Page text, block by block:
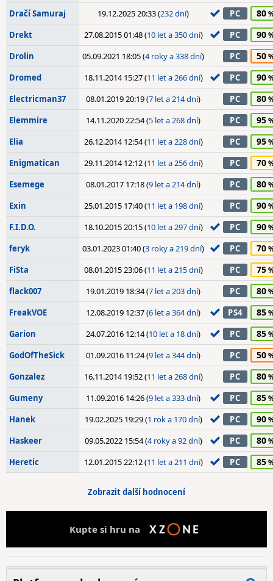
Dračí Samuraj 19.12.2025 20:33 (232 dní) PC 80
Drekt 27.08.2015 01:48 (10 let a 350 dní) PC 90
Drolin 05.09.2021 18:05 (4 roky a 338 dní) PC 50
Dromed 18.11.2014 15:27 (11 let a 266 dní) PC 90
Electricman37 08.01.2019 20:19 (7 let a 214 dní) PC 80
Elemmire 14.11.2020 22:54 (5 let a 268 dní) PC 95
Elia 26.12.2014 12:54 (11 let a 228 dní) PC 95
Enigmatican 29.11.2014 12:12 (11 let a 256 dní) PC 70
Esemege 08.01.2017 17:18 (9 let a 214 dní) PC 80
Exin 25.01.2015 17:40 (11 let a 198 dní) PC 90
F.I.D.O. 18.10.2015 20:15 (10 let a 297 dní) PC 90
feryk 03.01.2023 01:40 (3 roky a 219 dní) PC 70
FiSta 08.01.2015 23:06 (11 let a 215 dní) PC 75
flack007 19.01.2019 18:34 (7 let a 203 dní) PC 80
FreakVOE 12.08.2019 12:37 (6 let a 364 dní) PS4 85
Garion 24.07.2016 12:14 (10 let a 18 dní) PC 85
GodOfTheSick 01.09.2016 11:24 (9 let a 344 dní) PC 50
Gonzalez 16.11.2014 19:52 (11 let a 268 dní) PC 80
Gumeny 11.09.2016 14:26 (9 let a 333 dní) PC 85
Hanek 19.02.2025 19:29 (1 rok a 170 dní) PC 90
Haskeer 09.05.2022 15:54 (4 roky a 92 dní) PC 80
Heretic 12.01.2015 22:12 (11 let a 211 dní) PC 85
Zobrazit další hodnocení
Kupte si hru na